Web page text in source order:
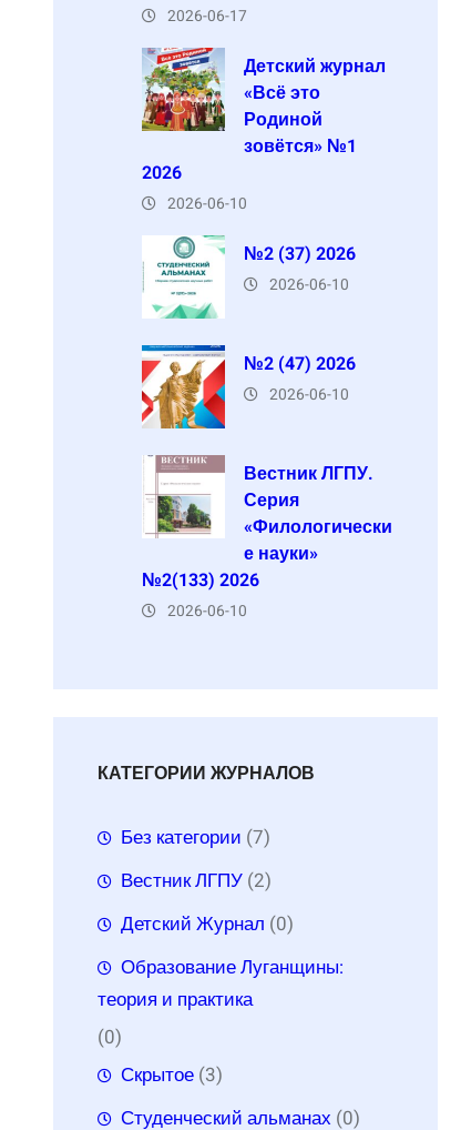
2026-06-17
Детский журнал
«Всё это
Родиной
зовётся» №1
2026
2026-06-10
№2 (37) 2026
2026-06-10
№2 (47) 2026
2026-06-10
Вестник ЛГПУ.
Серия
«Филологически
е науки»
№2(133) 2026
2026-06-10
КАТЕГОРИИ ЖУРНАЛОВ
Без категории (7)
Вестник ЛГПУ (2)
Детский Журнал (0)
Образование Луганщины:
теория и практика
(0)
Скрытое (3)
Студенческий альманах (0)